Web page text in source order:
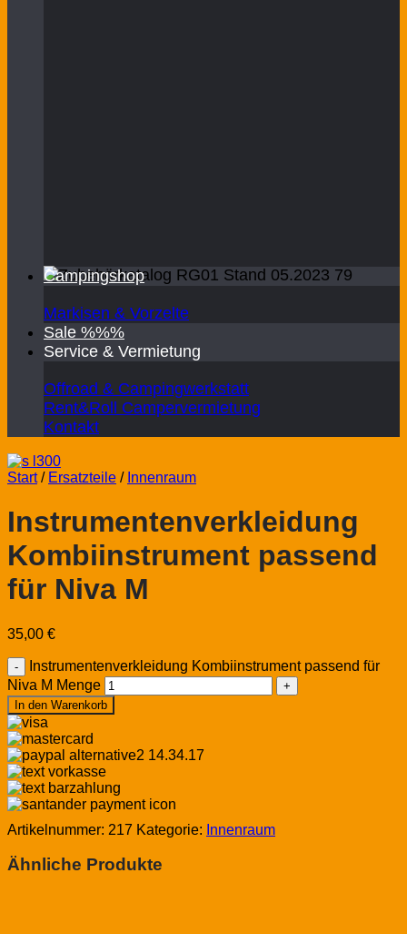
Campingshop
Markisen & Vorzelte
Sale %%%
Service & Vermietung
Offroad & Campingwerkstatt
Rent&Roll Campervermietung
Kontakt
Start / Ersatzteile / Innenraum
Instrumentenverkleidung
Kombiinstrument passend
für Niva M
35,00 €
Instrumentenverkleidung Kombiinstrument passend für
Niva M Menge
In den Warenkorb
Artikelnummer: 217 Kategorie: Innenraum
Ähnliche Produkte